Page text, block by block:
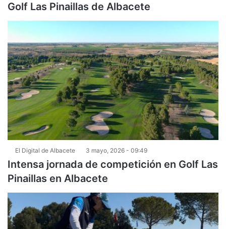
Golf Las Pinaillas de Albacete
El Digital de Albacete 3 mayo, 2026 - 09:49
Intensa jornada de competición en Golf Las
Pinaillas en Albacete